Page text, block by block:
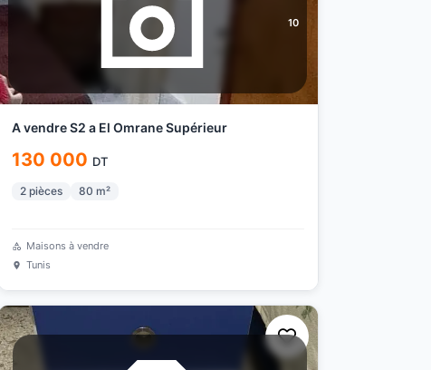
10
A vendre S2 a El Omrane Supérieur
130 000 DT
2 pièces 80 m²
Maisons à vendre
Tunis